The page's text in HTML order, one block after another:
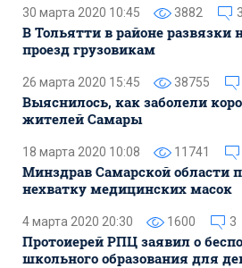
30 марта 2020 10:45 3882 3
В Тольятти в районе развязки
проезд грузовикам
26 марта 2020 15:45 38755
Выяснилось, как заболели
жителей Самары
18 марта 2020 10:08 11741
Минздрав Самарской области
нехватку медицинских масок
4 марта 2020 20:30 1600 3
Протоиерей РПЦ заявил о
школьного образования для